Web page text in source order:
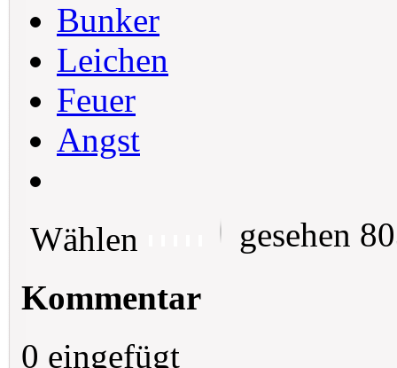
Bunker
Leichen
Feuer
Angst
Wählen
gesehen
Kommentar
0 eingefügt